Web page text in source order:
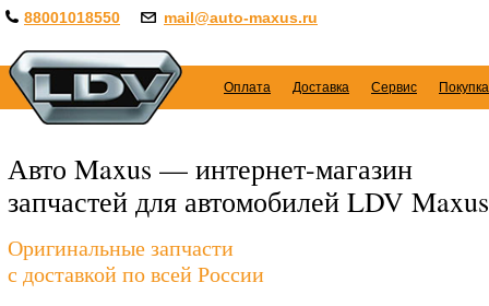
88001018550 mail@auto-maxus.ru
Оплата Доставка Сервис
Авто Maxus — интернет-магазин
запчастей для автомобилей LDV Maxus
Оригинальные запчасти
с доставкой по всей России